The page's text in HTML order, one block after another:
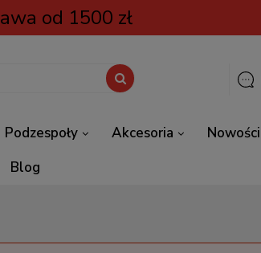
od 1500 zł
Podzespoły Akcesoria Nowości
Blog